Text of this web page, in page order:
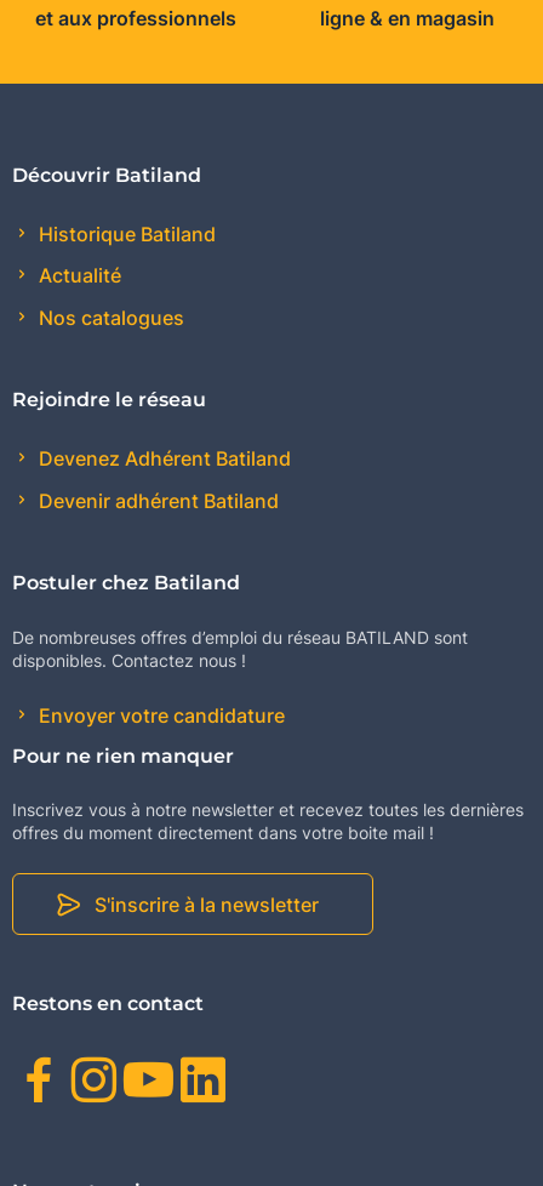
et aux professionnels
ligne & en magasin
Découvrir Batiland
Historique Batiland
Actualité
Nos catalogues
Rejoindre le réseau
Devenez Adhérent Batiland
Devenir adhérent Batiland
Postuler chez Batiland
De nombreuses offres d’emploi du réseau BATILAND sont
disponibles. Contactez nous !
Envoyer votre candidature
Pour ne rien manquer
Inscrivez vous à notre newsletter et recevez toutes les dernières
offres du moment directement dans votre boite mail !
S'inscrire à la newsletter
Restons en contact
Facebook
Instagram
Youtube